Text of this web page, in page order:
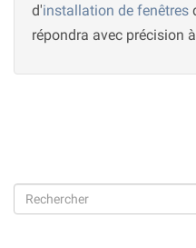
d'installation de fenêtres
répondra avec précision